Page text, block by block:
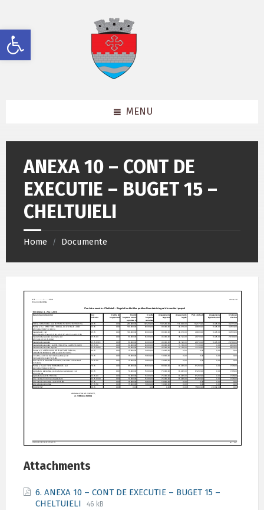
Deschide bara de unelte
content
left
sidebar
footer
MENU
ANEXA 10 – CONT DE
EXECUTIE – BUGET 15 –
CHELTUIELI
Home / Documente
Attachments
6. ANEXA 10 – CONT DE EXECUTIE – BUGET 15 –
CHELTUIELI File
File
46 kB